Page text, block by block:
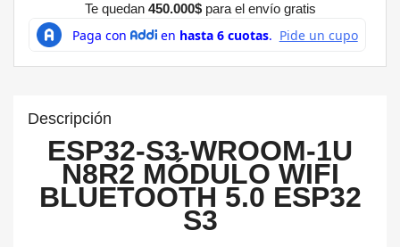
Te quedan 450.000$para el envío gratis
Descripción
ESP32-S3-WROOM-1U
N8R2 MÓDULO WIFI
BLUETOOTH 5.0 ESP32
S3